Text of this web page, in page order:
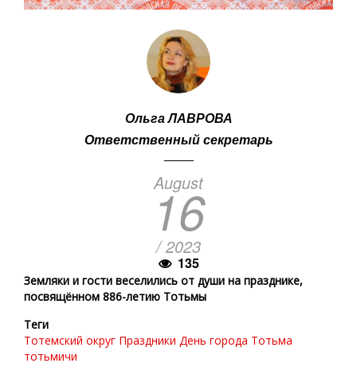
Ольга ЛАВРОВА
Ответственный секретарь
August
16
/ 2023
135
Земляки и гости веселились от души на празднике,
посвящённом 886-летию Тотьмы
Теги
Тотемский округ Праздники День города Тотьма
тотьмичи